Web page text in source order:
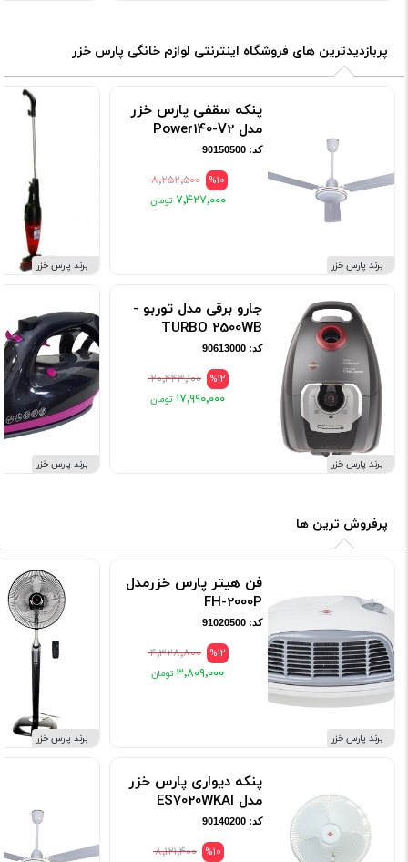
پربازدیدترین های فروشگاه اینترنتی لوازم خانگی پارس خزر
برند پارس خزر
پنکه سقفی پارس خزر
مدل Power140-V2
کد: 90150500
%10 ۸٬۲۵۲٬۵۰۰
۷٬۴۲۷٬۰۰۰
برند پارس خزر
جارو برقی مدل توربو -
TURBO 2500WB
کد: 90613000
%12 ۲۰٬۴۴۳٬۱۰۰
۱۷٬۹۹۰٬۰۰۰
برند پارس خزر
برند پارس خزر
پرفروش ترین ها
برند پارس خزر
فن هیتر پارس خزرمدل
FH-2000P
کد: 91020500
%12 ۴٬۳۲۸٬۸۰۰
۳٬۸۰۹٬۰۰۰
پنکه دیواری پارس خزر
مدل ES7020WKAI
کد: 90140200
%10 ۸٬۱۲۱٬۴۰۰
برند پارس خزر